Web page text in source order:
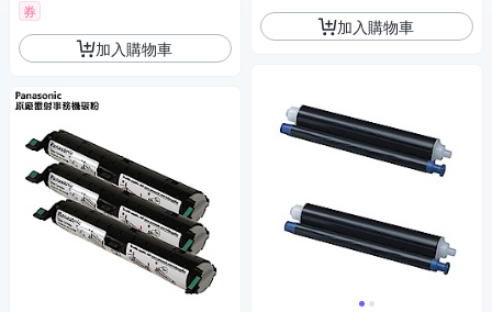
券
加入購物車
加入購物車